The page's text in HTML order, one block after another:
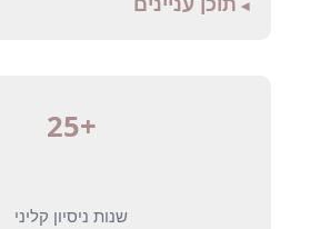
+25
שנות ניסיון קליני